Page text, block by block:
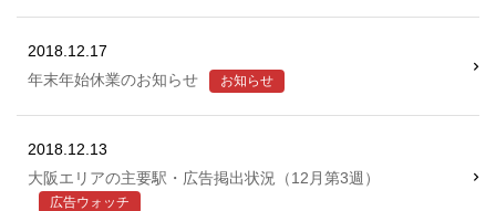
2018.12.17
年末年始休業のお知らせ
お知らせ
2018.12.13
大阪エリアの主要駅・広告掲出状況（12月第3週）
広告ウォッチ